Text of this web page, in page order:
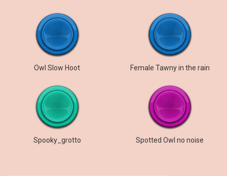
Owl Slow Hoot Female Tawny in the rain
Spooky_grotto Spotted Owl no noise